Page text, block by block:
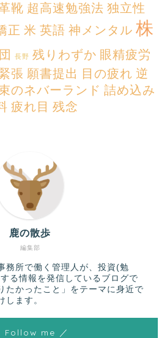
靴 超高速勉強法 独立性
正 米 英語 神メンタル 株
長野 残りわずか 眼精疲労
張 願書提出 目の疲れ 逆
のネバーランド 詰め込み
疲れ目 残念
編集部
鹿の散歩
務所で働く管理人が、投資(勉
る情報を発信しているブログで
たかったこと」をテーマに身近で
します。
Follow me ／